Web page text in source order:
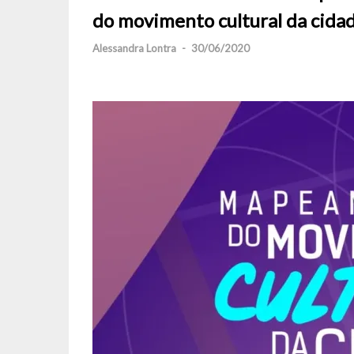
do movimento cultural da
Alessandra Lontra - 30/06/2020